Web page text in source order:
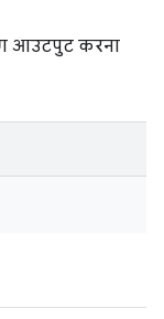
आउटपुट करना